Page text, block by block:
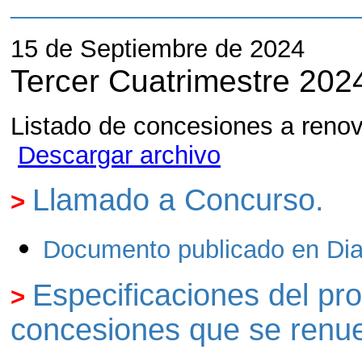
15 de Septiembre de 2024
Tercer Cuatrimestre
Listado de concesiones a
Descargar archivo
> Llamado a Concurso.
Documento publicado en
> Especificaciones del
concesiones que se